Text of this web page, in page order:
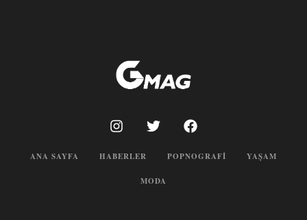
ANA SAYFA HABERLER POPNOGRAFI YAŞAM
MODA